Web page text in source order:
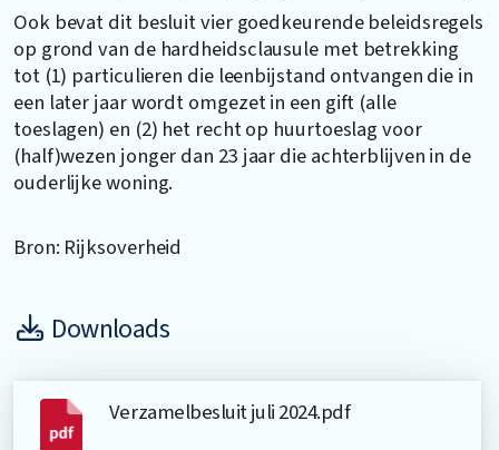
Ook bevat dit besluit vier goedkeurende beleidsregels
op grond van de hardheidsclausule met betrekking
tot (1) particulieren die leenbijstand ontvangen die in
een later jaar wordt omgezet in een gift (alle
toeslagen) en (2) het recht op huurtoeslag voor
(half)wezen jonger dan 23 jaar die achterblijven in de
ouderlijke woning.
Bron: Rijksoverheid
Downloads
Verzamelbesluit juli 2024.pdf